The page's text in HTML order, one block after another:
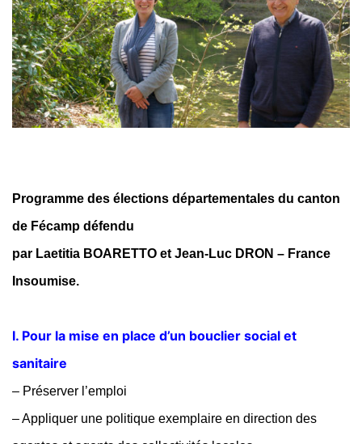
Programme des élections départementales du canton
de Fécamp défendu
par Laetitia BOARETTO et Jean-Luc DRON – France
Insoumise.
I. Pour la mise en place d’un bouclier social et
sanitaire
– Préserver l’emploi
– Appliquer une politique exemplaire en direction des